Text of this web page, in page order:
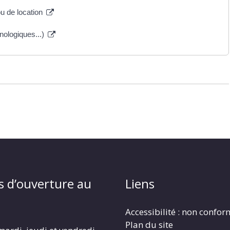
de location
d’ouverture au Liens
Accessibilité : non
Plan du site